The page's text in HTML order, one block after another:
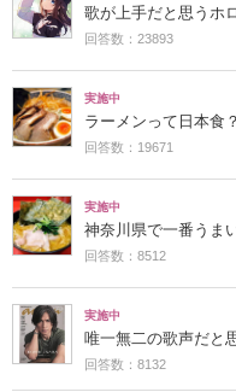
歌が上手だと思うホ
回答数：23893
実施中
ラーメンって日本食
回答数：19671
実施中
神奈川県で一番うま
回答数：8512
実施中
唯一無二の歌声だと
回答数：8132